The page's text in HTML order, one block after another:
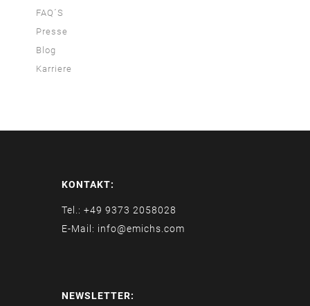
FAQ´S
Presse
Blog
Karriere
KONTAKT:
Tel.: +49 9373 2058028
E-Mail: info@emichs.com
NEWSLETTER: